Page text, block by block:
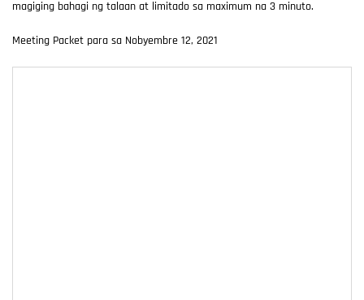
magiging bahagi ng talaan at limitado sa maximum na 3 minuto.
Meeting Packet para sa Nobyembre 12, 2021